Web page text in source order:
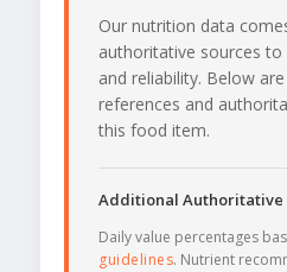
Our nutrition data
authoritative sources to
and reliability. Below
references and
this food item.
Additional Authoritative
Daily value percentages
guidelines. Nutrient